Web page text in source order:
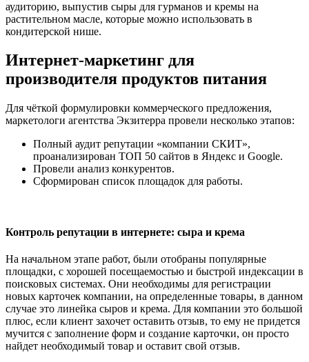
аудиторию, выпустив сыры для гурманов и кремы на
растительном масле, которые можно использовать в
кондитерской нише.
Интернет-маркетинг для
производителя продуктов питания
Для чёткой формулировки коммерческого предложения,
маркетологи агентства Экзитерра провели несколько этапов:
Полный аудит репутации «компании СКИТ»,
проанализирован ТОП 50 сайтов в Яндекс и Google.
Провели анализ конкурентов.
Сформирован список площадок для работы.
Контроль репутации в интернете: сыра и крема
На начальном этапе работ, были отобраны популярные
площадки, с хорошей посещаемостью и быстрой индексации в
поисковых системах. Они необходимы для регистрации
новых карточек компании, на определенные товары, в данном
случае это линейка сыров и крема. Для компании это большой
плюс, если клиент захочет оставить отзыв, то ему не придется
мучится с заполнение форм и создание карточки, он просто
найдет необходимый товар и оставит свой отзыв.